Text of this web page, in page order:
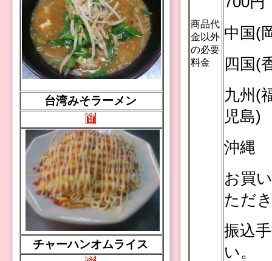
商品代
金以外
の必要
料金
中国(
四国(
九州(
児島)
沖縄
お買
ただ
振込
い。
台湾みそラーメン
チャーハンオムライス